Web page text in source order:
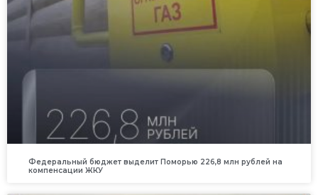
Федеральный бюджет выделит Поморью 226,8 млн рублей на
компенсации ЖКУ